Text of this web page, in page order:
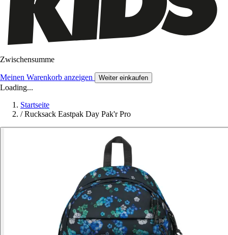
Zwischensumme
Meinen Warenkorb anzeigen Weiter einkaufen
Loading...
Startseite
/ Rucksack Eastpak Day Pak'r Pro